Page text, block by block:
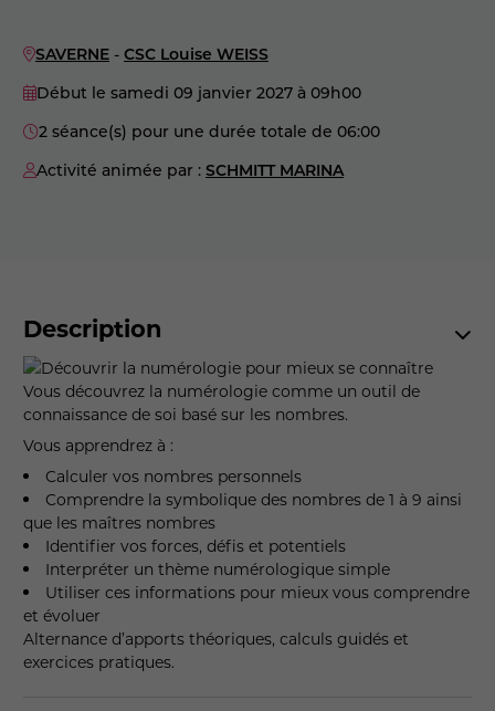
SAVERNE - CSC Louise WEISS
Début le samedi 09 janvier 2027 à 09h00
2 séance(s) pour une durée totale de 06:00
Activité animée par : SCHMITT MARINA
Description
Vous découvrez la numérologie comme un outil de
connaissance de soi basé sur les nombres.
Vous apprendrez à :
Calculer vos nombres personnels
Comprendre la symbolique des nombres de 1 à 9 ainsi
que les maîtres nombres
Identifier vos forces, défis et potentiels
Interpréter un thème numérologique simple
Utiliser ces informations pour mieux vous comprendre
et évoluer
Alternance d’apports théoriques, calculs guidés et
exercices pratiques.